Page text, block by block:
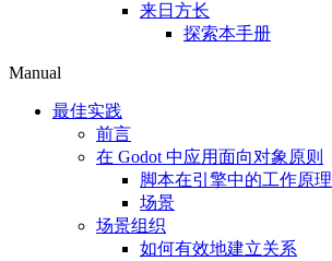
来日方长
探索本手册
Manual
最佳实践
前言
在 Godot 中应用面向对象原则
脚本在引擎中的工作原理
场景
场景组织
如何有效地建立关系